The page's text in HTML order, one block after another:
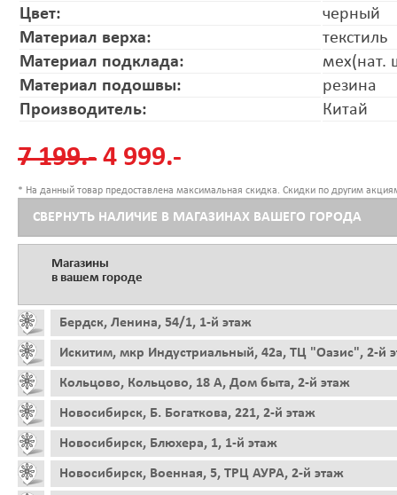
Цвет:
черный
Материал верха:
текстиль
Материал подклада:
мех(нат.
Материал подошвы:
резина
Производитель:
Китай
7 199.- 4 999.-
* На данный товар предоставлена максимальная скидка. Скидки по другим
СВЕРНУТЬ НАЛИЧИЕ В МАГАЗИНАХ ВАШЕГО ГОРОДА
Магазины
в вашем городе
Бердск, Ленина, 54/1, 1-й этаж
Искитим, мкр Индустриальный, 42а, ТЦ "Оазис", 2-й
Кольцово, Кольцово, 18 А, Дом быта, 2-й этаж
Новосибирск, Б. Богаткова, 221, 2-й этаж
Новосибирск, Блюхера, 1, 1-й этаж
Новосибирск, Военная, 5, ТРЦ АУРА, 2-й этаж